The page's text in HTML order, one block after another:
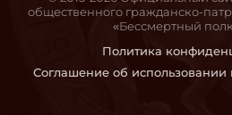
Политика
Соглашение об
общественного гражданско-
«Бессмертный